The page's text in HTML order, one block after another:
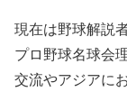
現在は野球解説
プロ野球名球会
交流やアジアに